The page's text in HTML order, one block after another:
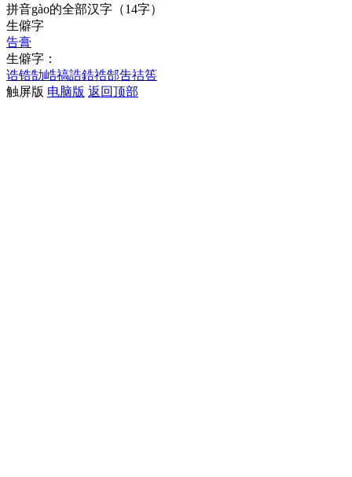
拼音gào的全部汉字 （14字）
生僻字
告膏
生僻字：
诰锆勂峼禞誥鋯祰郜吿祮筶
触屏版 电脑版 返回顶部